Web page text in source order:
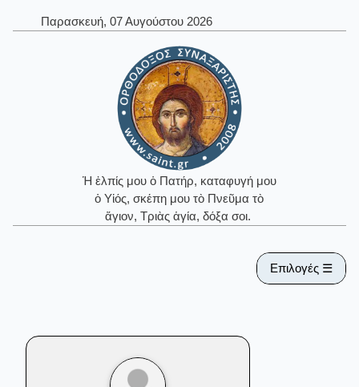
Παρασκευή, 07 Αυγούστου 2026
Ἡ ἐλπίς μου ὁ Πατήρ, καταφυγή μου
ὁ Υἱός, σκέπη μου τὸ Πνεῦμα τὸ
ἅγιον, Τριὰς ἁγία, δόξα σοι.
Επιλογές ☰